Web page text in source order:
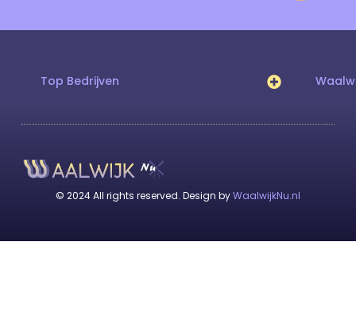
Top Bedrijven
© 2024 All rights reserved. Design byWaalwijkNu.nl